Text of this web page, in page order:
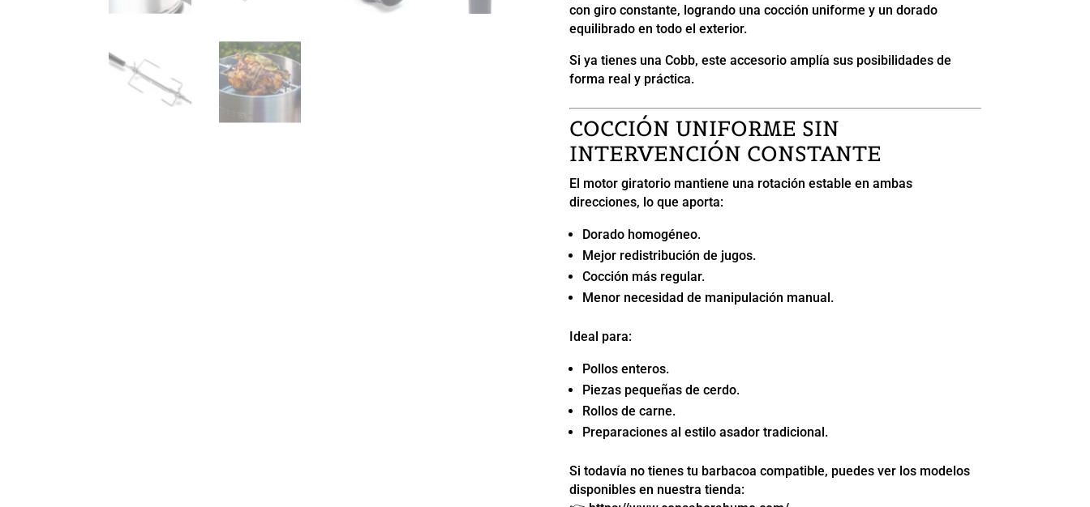
con giro constante, logrando una cocción uniforme y un dorado
equilibrado en todo el exterior.
Si ya tienes una Cobb, este accesorio amplía sus posibilidades de
forma real y práctica.
COCCIÓN UNIFORME SIN
INTERVENCIÓN CONSTANTE
El motor giratorio mantiene una rotación estable en ambas
direcciones, lo que aporta:
Dorado homogéneo.
Mejor redistribución de jugos.
Cocción más regular.
Menor necesidad de manipulación manual.
Ideal para:
Pollos enteros.
Piezas pequeñas de cerdo.
Rollos de carne.
Preparaciones al estilo asador tradicional.
Si todavía no tienes tu barbacoa compatible, puedes ver los modelos
disponibles en nuestra tienda: